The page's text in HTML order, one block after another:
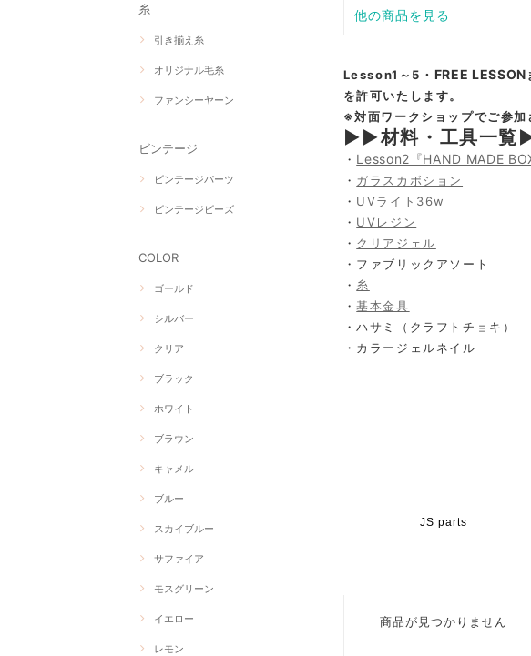
糸
引き揃え糸
オリジナル毛糸
ファンシーヤーン
ビンテージ
ビンテージパーツ
ビンテージビーズ
COLOR
ゴールド
シルバー
クリア
ブラック
ホワイト
ブラウン
キャメル
ブルー
スカイブルー
サファイア
モスグリーン
イエロー
レモン
Lesson1～5・ FREE LESSON
を許可いたします。
※対面ワークショップでご参加
▶▶材料・工具一
・ Lesson2『HAND MADE
・ ガラスカボション
・ UVライト36w
・ UVレジン
・ クリアジェル
・ファブリックアソート
・ 糸
・基本金具
・ハサミ（クラフトチョキ）
・カラージェルネイル